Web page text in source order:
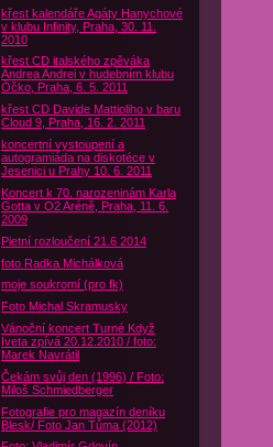
křest kalendáře Agáty Hanychové
v klubu Infinity, Praha, 30. 11.
2010
křest CD italského zpěváka
Andrea Andrei v hudebním klubu
Óčko, Praha, 6. 5. 2011
křest CD Davide Mattioliho v baru
Cloud 9, Praha, 16. 2. 2011
koncertní vystoupení a
autogramiáda na diskotéce v
Jesenici u Prahy 10. 6. 2011
Koncert k 70. narozeninám Karla
Gotta v O2 Aréně, Praha, 11. 6.
2009
Pietní rozloučení 21.6 2014
foto Radka Michálková
moje soukromí (pro fk)
Foto Michal Skramusky
Vánoční koncert Turné Když
Iveta zpívá 20.12.2010 / foto:
Marek Navrátil
Čekám svůj den (1996) / Foto:
Miloš Schmiedberger
Fotografie pro magazín deníku
Blesk/ Foto Jan Tůma (2012)